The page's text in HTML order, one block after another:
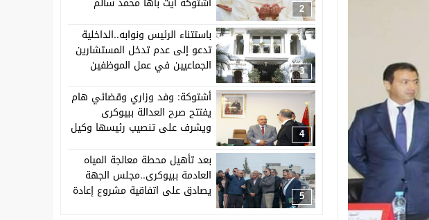
2
المقبلة
3
باستتناء الرئيس ونوابه..الداخلية
تدعو إلى عدم تدخل المستشارين
الجماعيين في عمل الموظفين
4
أشتوكة: وفد وزاري وقضائي هام
يفتتح صرح العدالة ببيوكرى
ويشرف على تنصيب رئيسها وكيل
5
بعد تأهيل محطة معالجة المياه
العادمة ببيوكرى..مجلس الجهة
يصادق على اتفاقية مشروع إعادة